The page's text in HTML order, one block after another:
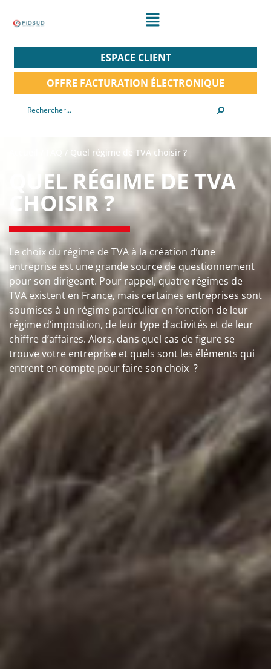
ESPACE CLIENT
OFFRE FACTURATION ÉLECTRONIQUE
Quel régime de TVA choisir ?
QUEL RÉGIME DE TVA
CHOISIR ?
Le choix du régime de TVA à la création d’une
entreprise est une grande source de questionnement
pour son dirigeant. Pour rappel, quatre régimes de
TVA existent en France, mais certaines entreprises sont
soumises à un régime particulier en fonction de leur
régime d’imposition, de leur type d’activités et de leur
chiffre d’affaires. Alors, dans quel cas de figure se
trouve votre entreprise et quels sont les éléments qui
entrent en compte pour faire son choix ?